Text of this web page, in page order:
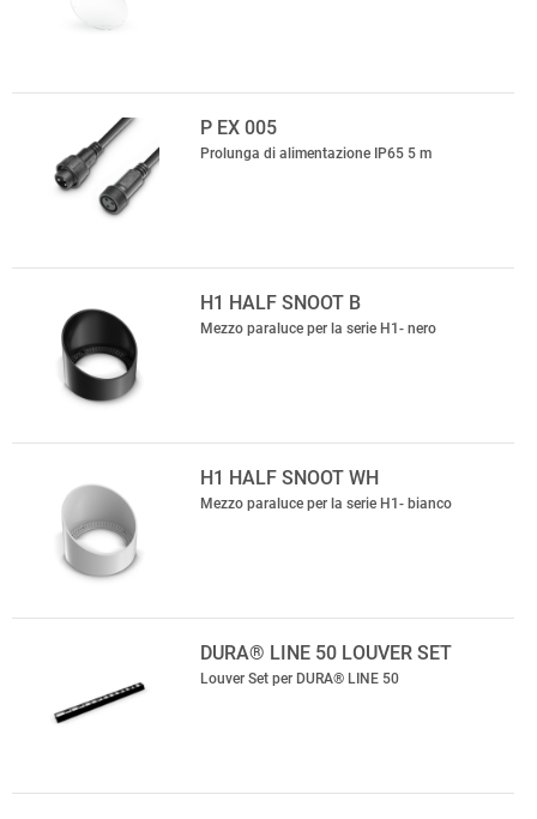
P EX 005
Prolunga di alimentazione IP65 5 m
H1 HALF SNOOT B
Mezzo paraluce per la serie H1- nero
H1 HALF SNOOT WH
Mezzo paraluce per la serie H1- bianco
DURA® LINE 50 LOUVER SET
Louver Set per DURA® LINE 50